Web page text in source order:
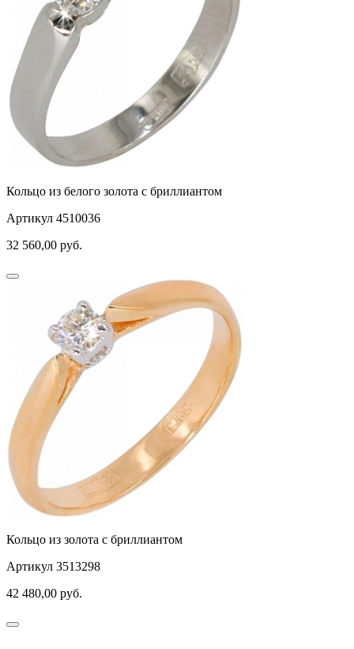
Кольцо из белого золота с бриллиантом
Артикул 4510036
32 560,00 руб.
Кольцо из золота с бриллиантом
Артикул 3513298
42 480,00 руб.